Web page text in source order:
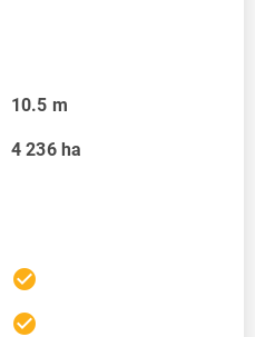
10.5 m
4 236 ha
check_circle
check_circle